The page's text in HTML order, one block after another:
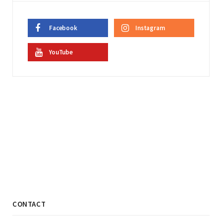
Facebook Instagram
YouTube
CONTACT